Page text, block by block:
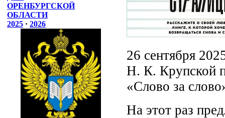
ОРЕНБУРГСКОЙ
ОБЛАСТИ
2025 · 2026
26 сентября
Н. К. Крупской
«Слово за
На этот раз